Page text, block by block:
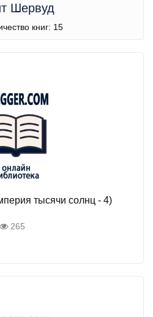
Шервуд
книг: 15
тысячи солнц - 4)
265